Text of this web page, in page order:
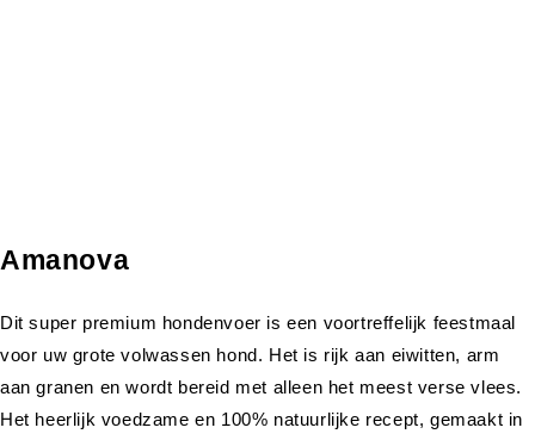
Amanova
Dit super premium hondenvoer is een voortreffelijk feestmaal
voor uw grote volwassen hond. Het is rijk aan eiwitten, arm
aan granen en wordt bereid met alleen het meest verse vlees.
Het heerlijk voedzame en 100% natuurlijke recept, gemaakt in